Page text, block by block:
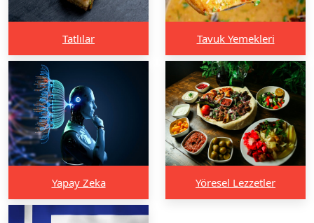
Tatlılar Tavuk Yemekleri
Yapay Zeka Yöresel Lezzetler